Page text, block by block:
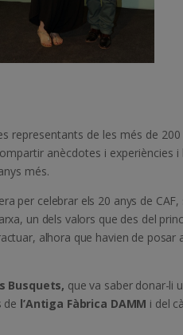
representants de les més de
anècdotes i experiències
més.
per celebrar els 20 anys de
un dels valors que des del
alhora que havien de
Busquets, que va saber donar-li
de l’Antiga Fàbrica DAMM i del